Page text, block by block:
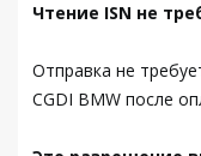
Чтение ISN не
Отправка не
CGDI BMW после